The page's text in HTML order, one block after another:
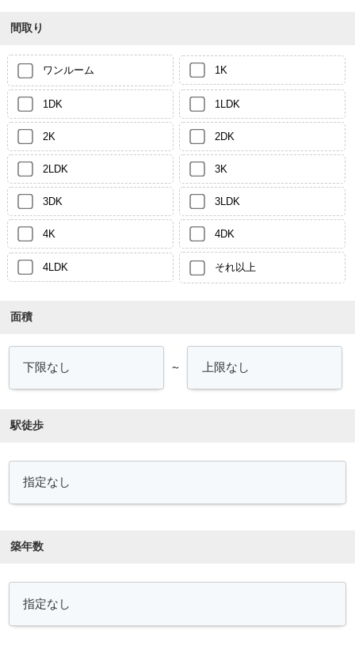
間取り
ワンルーム 1K
1DK 1LDK
2K 2DK
2LDK 3K
3DK 3LDK
4K 4DK
4LDK それ以上
面積
～
駅徒歩
築年数